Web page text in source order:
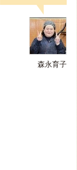
森永育子